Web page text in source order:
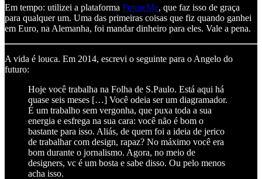
Em tempo: utilizei a plataforma FutureMe, que faz isso de graça
para qualquer um. Uma das primeiras coisas que fiz quando ganhei
em Euro, na Alemanha, foi mandar dinheiro para eles. Vale a pena.
A vida é louca. Em 2014, escrevi o seguinte para o Angelo do
futuro:
Hoje você trabalha na Folha de S.Paulo. Está aqui há
quase seis meses […] Você odeia ser um diagramador.
É um trabalho sem vergonha, que puxa toda a sua
energia e esfrega na sua cara: você não é bom o
bastante para isso. Aliás, de quem foi a ideia de jerico
de trabalhar com design, rapaz? No máximo você era
bom durante o jornalismo. Agora, no meio de
designers, vc é um bosta e sabe disso. Ou pelo menos
acha isso.